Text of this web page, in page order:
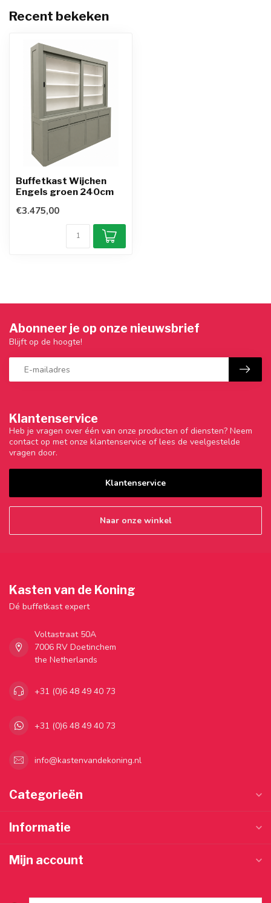
Recent bekeken
Buffetkast Wijchen
Engels groen 240cm
€3.475,00
Klantenservice
Heb je vragen over één van onze producten of diensten? Neem
contact op met onze klantenservice of lees de veelgestelde
vragen door.
Klantenservice
Naar onze winkel
Abonneer je op onze nieuwsbrief
Blijft op de hoogte!
Kasten van de Koning
Dé buffetkast expert
Voltastraat 50A
7006 RV Doetinchem
the Netherlands
+31 (0)6 48 49 40 73
+31 (0)6 48 49 40 73
info@kastenvandekoning.nl
Categorieën
Informatie
Mijn account